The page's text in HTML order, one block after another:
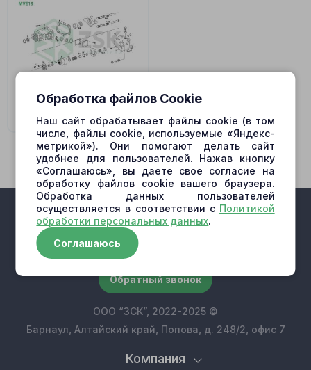
MVE19
Компания
+7 (909) 500-10-30
Обратный звонок
ООО “ЗСК”, 2022-2025 ©
Барнаул, Алтайский край, Попова, д. 248/2, офис 7
Обработка файлов Cookie
Наш сайт обрабатывает файлы cookie (в том
числе, файлы cookie, используемые «Яндекс-
метрикой»). Они помогают делать сайт
удобнее для пользователей. Нажав кнопку
«Соглашаюсь», вы даете свое согласие на
обработку файлов cookie вашего браузера.
Обработка данных пользователей
осуществляется в соответствии с Политикой
обработки персональных данных.
Соглашаюсь